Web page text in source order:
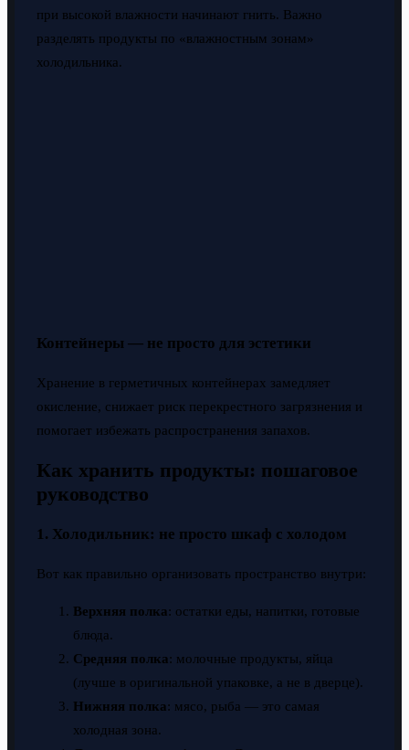
при высокой влажности начинают гнить. Важно
разделять продукты по «влажностным зонам»
холодильника.
Контейнеры — не просто для эстетики
Хранение в герметичных контейнерах замедляет
окисление, снижает риск перекрестного загрязнения и
помогает избежать распространения запахов.
Как хранить продукты: пошаговое
руководство
1. Холодильник: не просто шкаф с холодом
Вот как правильно организовать пространство внутри:
Верхняя полка: остатки еды, напитки, готовые
блюда.
Средняя полка: молочные продукты, яйца
(лучше в оригинальной упаковке, а не в дверце).
Нижняя полка: мясо, рыба — это самая
холодная зона.